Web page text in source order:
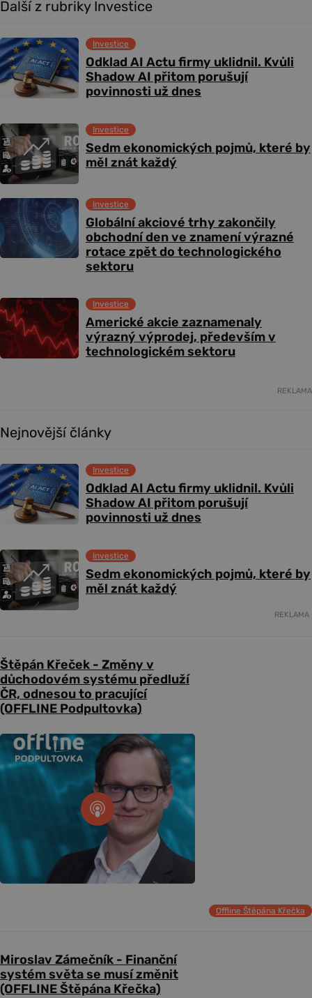
Další z rubriky Investice
Odklad AI Actu firmy uklidnil. Kvůli
Shadow AI přitom porušují
povinnosti už dnes
Investice
Sedm ekonomických pojmů, které by
měl znát každý
Investice
Globální akciové trhy zakončily
obchodní den ve znamení výrazné
rotace zpět do technologického
sektoru
Investice
Americké akcie zaznamenaly
výrazný výprodej, především v
technologickém sektoru
Investice
REKLAMA
Nejnovější články
Odklad AI Actu firmy uklidnil. Kvůli
Shadow AI přitom porušují
povinnosti už dnes
Investice
Sedm ekonomických pojmů, které by
měl znát každý
Investice
REKLAMA
Štěpán Křeček - Změny v
důchodovém systému předluží
ČR, odnesou to pracující
(OFFLINE Podpultovka)
Offline Štěpána Křečka
Miroslav Zámečník - Finanční
systém světa se musí změnit
(OFFLINE Štěpána Křečka)